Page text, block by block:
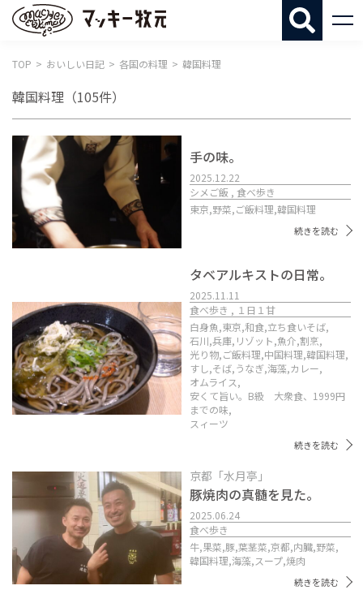
TOP おいしい日記 各国の料理 韓国料理
韓国料理 （105件）
手の味。
2025.12.22
シメご飯 , 食べ歩き
東京,野菜,ご飯料理,韓国料理
続きを読む
タベアルキストの日常。
2025.11.11
食べ歩き , １日１甘
白身魚,東京,和食,立ち食いそば,
石川,兵庫, リゾット,魚介,割烹,
光り物,ご飯料理,中国料理,韓国料理,
すし,そば,うなぎ,海藻,カレー,
オムライス,
安くて旨い。B級 大衆食、1999円
までの味,
スィーツ
続きを読む
京都「水月亭」
豚焼肉の真髄を見た。
2025.06.24
食べ歩き
牛,果菜,豚,葉茎菜,京都,内臓,野菜,
韓国料理,海藻,スープ,焼肉
続きを読む